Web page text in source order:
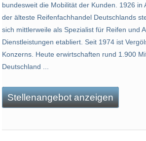
bundesweit die Mobilität der Kunden. 1926 in
der älteste Reifenfachhandel Deutschlands
sich mittlerweile als Spezialist für Reifen und
Dienstleistungen etabliert. Seit 1974 ist
Konzerns. Heute erwirtschaften rund 1.900
Deutschland ...
Stellenangebot anzeigen